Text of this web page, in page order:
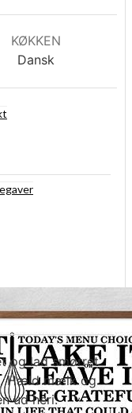
KØKKEN
Dansk
og lad smørret
Hæld mælk og
ud heri.